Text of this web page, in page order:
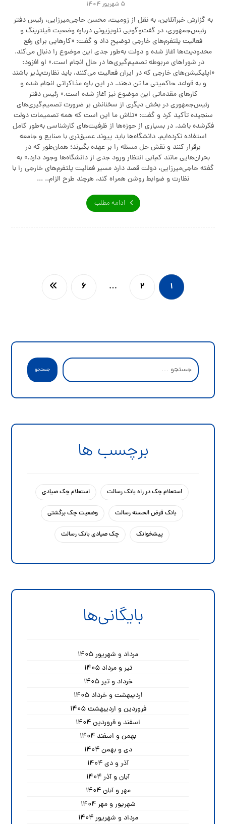
۵ شهریور ۱۴۰۴
به گزارش خبرآنلاین، به نقل از زومیت، محسن حاجی‌میرزایی، رئیس دفتر
رئیس‌جمهوری، در گفت‌وگویی تلویزیونی درباره وضعیت فیلترینگ و
فعالیت پلتفرم‌های خارجی توضیح داد و گفت: «کارهایی برای رفع
محدودیت‌ها آغاز شده و دولت به‌طور جدی این موضوع را دنبال می‌کند.
در شوراهای مربوطه تصمیم‌گیری‌ها در حال انجام است.» او افزود:
«اپلیکیشن‌های خارجی که در ایران فعالیت می‌کنند، باید نظارت‌پذیر باشند
و به قواعد حاکمیتی ما تن دهند. در این باره مذاکراتی انجام شده و
کارهای مقدماتی این موضوع نیز آغاز شده است.» رئیس دفتر
رئیس‌جمهوری در بخش دیگری از سخنانش بر ضرورت تصمیم‌گیری‌های
سنجیده تأکید کرد و گفت: «تلاش ما این است که همه تصمیمات دولت
فکرشده باشد. در بسیاری از حوزه‌ها از ظرفیت‌های کارشناسی به‌طور کامل
استفاده نکرده‌ایم. دانشگاه‌ها باید پیوند عمیق‌تری با صنایع و جامعه
برقرار کنند و نقش حل مسئله را بر عهده بگیرند؛ همان‌طور که در
بحران‌هایی مانند کم‌آبی انتظار ورود جدی از دانشگاه‌ها وجود دارد.» به
گفته حاجی‌میرزایی، دولت قصد دارد مسیر فعالیت پلتفرم‌های خارجی را با
نظارت و ضوابط روشن همراه کند، هرچند طرح الزام.. ...
ادامه مطلب
۱ ۲ … ۶
جستجو
برچسب ها
استعلام چک در راه بانک رسالت استعلام چک صیادی
بانک قرض الحسنه رسالت وضعیت چک برگشتی
پیشخوانک چک صیادی بانک رسالت
بایگانی‌ها
مرداد و شهریور ۱۴۰۵
تیر و مرداد ۱۴۰۵
خرداد و تیر ۱۴۰۵
اردیبهشت و خرداد ۱۴۰۵
فروردین و اردیبهشت ۱۴۰۵
اسفند و فروردین ۱۴۰۴
بهمن و اسفند ۱۴۰۴
دی و بهمن ۱۴۰۴
آذر و دی ۱۴۰۴
آبان و آذر ۱۴۰۴
مهر و آبان ۱۴۰۴
شهریور و مهر ۱۴۰۴
مرداد و شهریور ۱۴۰۴